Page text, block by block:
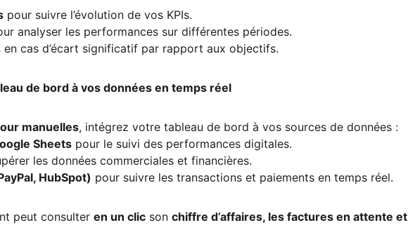
pour suivre l’évolution de vos KPIs.
analyser les performances sur différentes périodes.
en cas d’écart significatif par rapport aux objectifs.
de bord à vos données en temps réel
manuelles, intégrez votre tableau de bord à vos sources de données :
Sheets pour le suivi des performances digitales.
les données commerciales et financières.
HubSpot) pour suivre les transactions et paiements en temps réel.
peut consulter en un clic son chiffre d’affaires, les factures en attente et